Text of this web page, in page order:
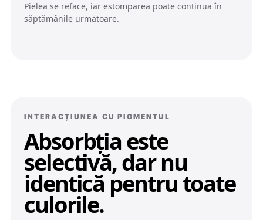
Pielea se reface, iar estomparea poate continua în
săptămânile următoare.
INTERACȚIUNEA CU PIGMENTUL
Absorbția este
selectivă, dar nu
identică pentru toate
culorile.